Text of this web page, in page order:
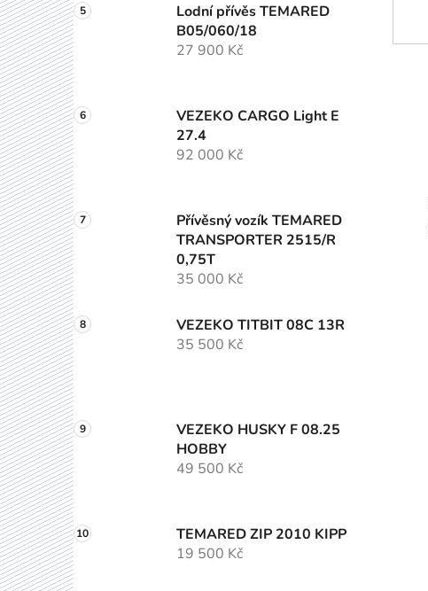
Lodní přívěs TEMARED
B05/060/18
27 900 Kč
VEZEKO CARGO Light E
27.4
92 000 Kč
Přívěsný vozík TEMARED
TRANSPORTER 2515/R
0,75T
35 000 Kč
VEZEKO TITBIT 08C 13R
35 500 Kč
VEZEKO HUSKY F 08.25
HOBBY
49 500 Kč
TEMARED ZIP 2010 KIPP
19 500 Kč